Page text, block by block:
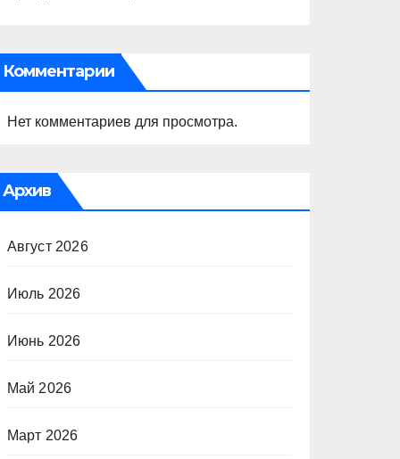
Комментарии
Нет комментариев для просмотра.
Архив
Август 2026
Июль 2026
Июнь 2026
Май 2026
Март 2026